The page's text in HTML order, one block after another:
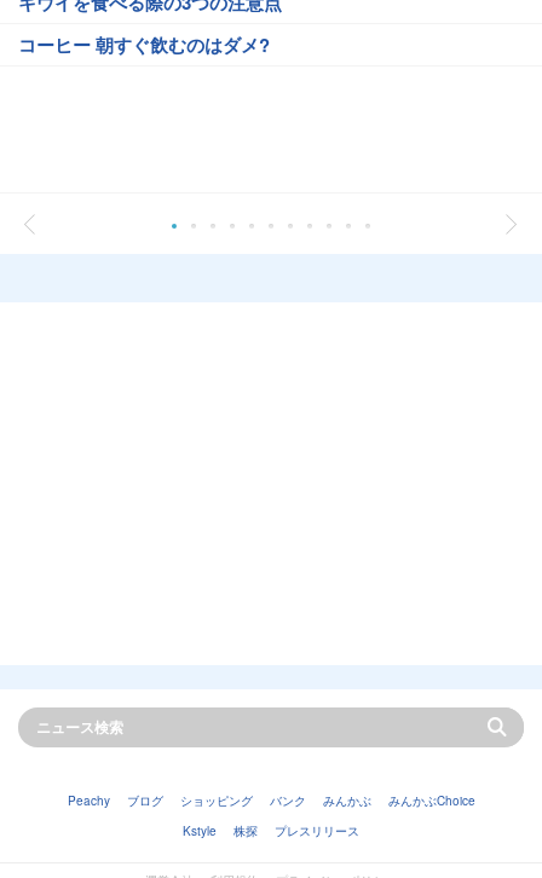
コーヒー 朝すぐ飲むのはダメ?
Peachy ブログ ショッピング バンク みんかぶ
みんかぶChoice
Kstyle
株探 プレスリリース